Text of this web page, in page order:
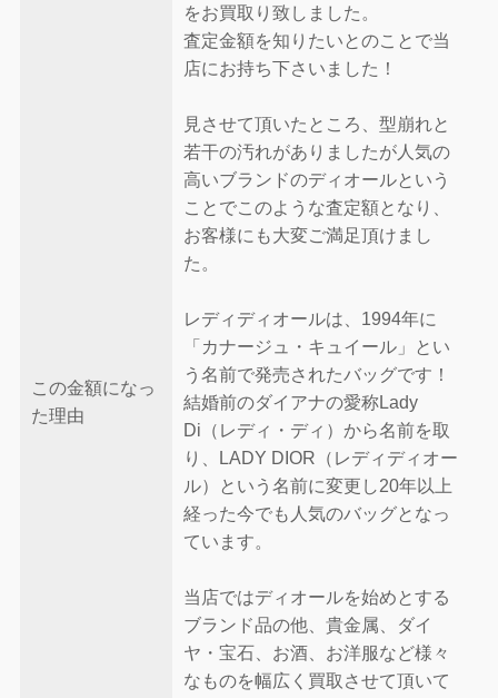
この金額になっ
た理由
をお買取り致しました。
査定金額を知りたいとのことで当
店にお持ち下さいました！
見させて頂いたところ、型崩れと
若干の汚れがありましたが人気の
高いブランドのディオールという
ことでこのような査定額となり、
お客様にも大変ご満足頂けまし
た。
レディディオールは、1994年に
「カナージュ・キュイール」とい
う名前で発売されたバッグです！
結婚前のダイアナの愛称Lady
Di（レディ・ディ）から名前を取
り、LADY DIOR（レディディオー
ル）という名前に変更し20年以上
経った今でも人気のバッグとなっ
ています。
当店ではディオールを始めとする
ブランド品の他、貴金属、ダイ
ヤ・宝石、お酒、お洋服など様々
なものを幅広く買取させて頂いて